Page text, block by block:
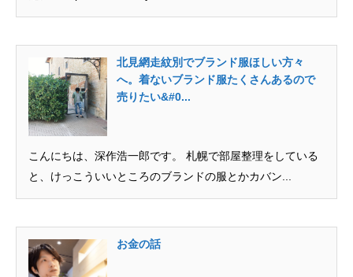
北見網走紋別でブランド服ほしい方々
へ。着ないブランド服たくさんあるので
売りたい&#0...
こんにちは、深作浩一郎です。 札幌で部屋整理をしている
と、けっこういいところのブランドの服とかカバン...
お金の話